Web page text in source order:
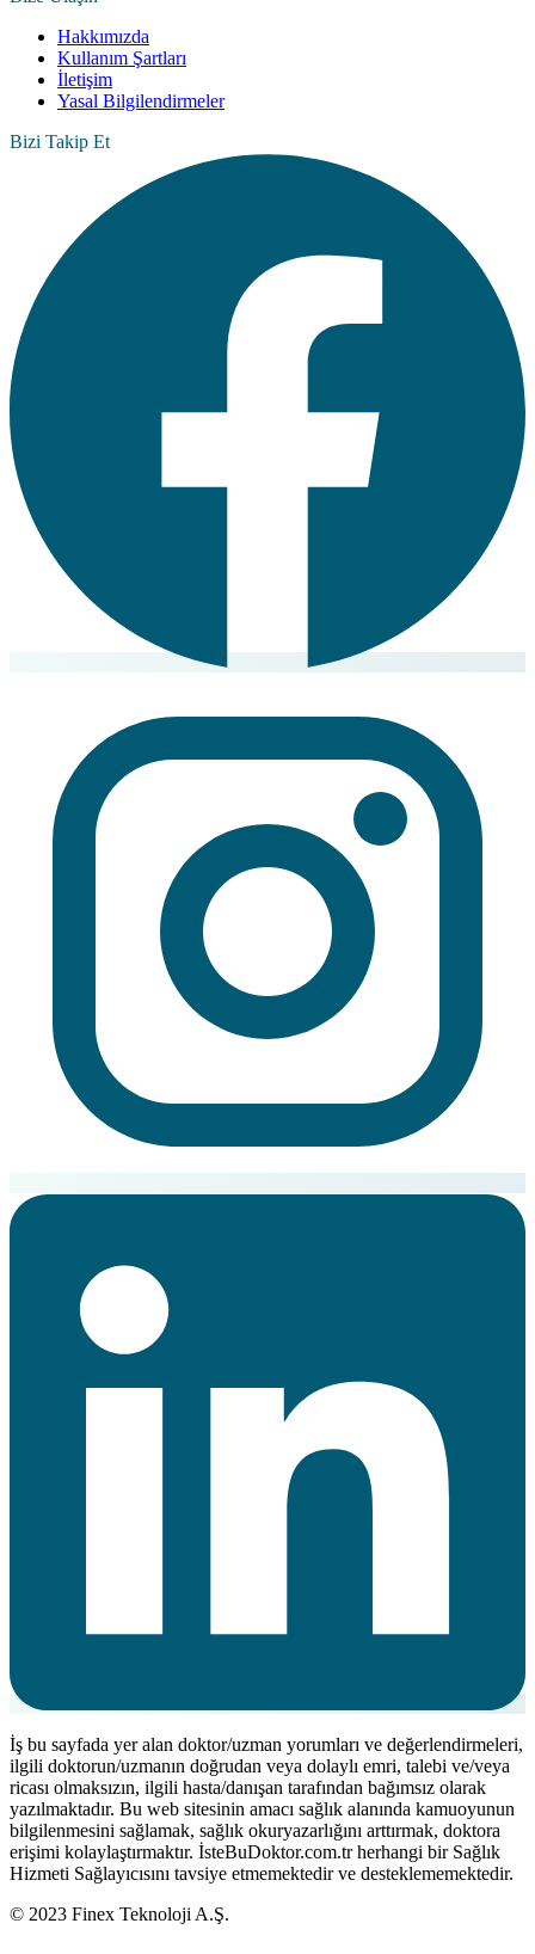
Hakkımızda
Kullanım Şartları
İletişim
Yasal Bilgilendirmeler
Bizi Takip Et
İş bu sayfada yer alan doktor/uzman yorumları ve değerlendirmeleri,
ilgili doktorun/uzmanın doğrudan veya dolaylı emri, talebi ve/veya
ricası olmaksızın, ilgili hasta/danışan tarafından bağımsız olarak
yazılmaktadır. Bu web sitesinin amacı sağlık alanında kamuoyunun
bilgilenmesini sağlamak, sağlık okuryazarlığını arttırmak, doktora
erişimi kolaylaştırmaktır. İsteBuDoktor.com.tr herhangi bir Sağlık
Hizmeti Sağlayıcısını tavsiye etmemektedir ve desteklememektedir.
© 2023 Finex Teknoloji A.Ş.